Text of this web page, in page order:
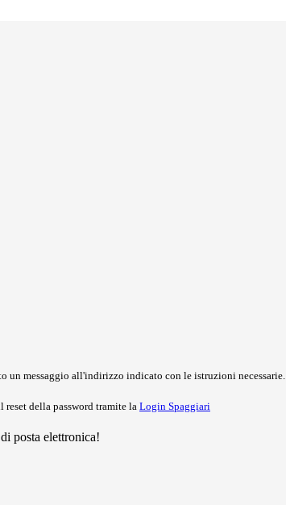
un messaggio all'indirizzo indicato con le istruzioni necessarie.
reset della password tramite la Login Spaggiari
posta elettronica!